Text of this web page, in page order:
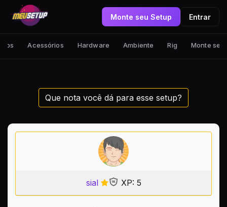
Monte seu Setup Entrar
Acessórios Hardware Ambiente Rig Monte seu
Que nota você dá para esse setup?
sial XP: 5